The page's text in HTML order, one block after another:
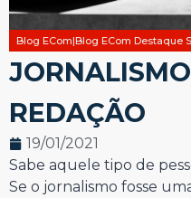
Blog ECom|Blog ECom Destaque
REDAÇÃO
19/01/2021
Sabe aquele tipo de
Se o jornalismo fosse